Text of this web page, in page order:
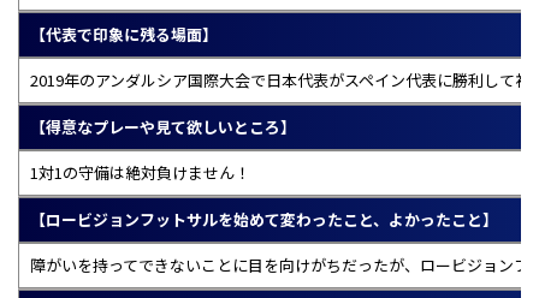
【代表で印象に残る場面】
2019年のアンダルシア国際大会で日本代表がスペイン代表に勝利して
【得意なプレーや見て欲しいところ】
1対1の守備は絶対負けません！
【ロービジョンフットサルを始めて変わったこと、よかったこと】
障がいを持ってできないことに目を向けがちだったが、ロービジョン